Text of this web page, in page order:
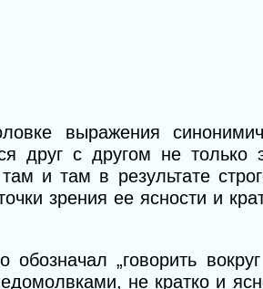
выражения
друг с другом не
и там в результате
зренияее ясности и
обозначал „говорить
не кратко и